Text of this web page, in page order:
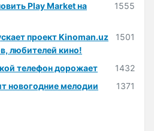
Play Market на
1555
проект Kinoman.uz
любителей кино!
1501
телефон дорожает
1432
новогодние мелодии
1371